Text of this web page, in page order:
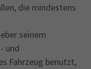
die mindestens
seinem
und
Fahrzeug benutzt,